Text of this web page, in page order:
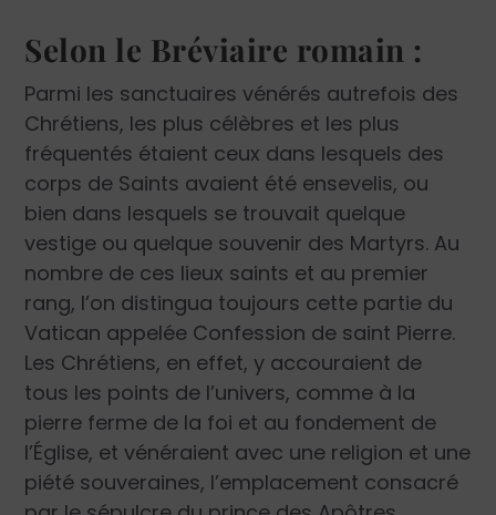
Selon le Bréviaire romain :
Parmi les sanctuaires vénérés autrefois des
Chrétiens, les plus célèbres et les plus
fréquentés étaient ceux dans lesquels des
corps de Saints avaient été ensevelis, ou
bien dans lesquels se trouvait quelque
vestige ou quelque souvenir des Martyrs. Au
nombre de ces lieux saints et au premier
rang, l’on distingua toujours cette partie du
Vatican appelée Confession de saint Pierre.
Les Chrétiens, en effet, y accouraient de
tous les points de l’univers, comme à la
pierre ferme de la foi et au fondement de
l’Église, et vénéraient avec une religion et une
piété souveraines, l’emplacement consacré